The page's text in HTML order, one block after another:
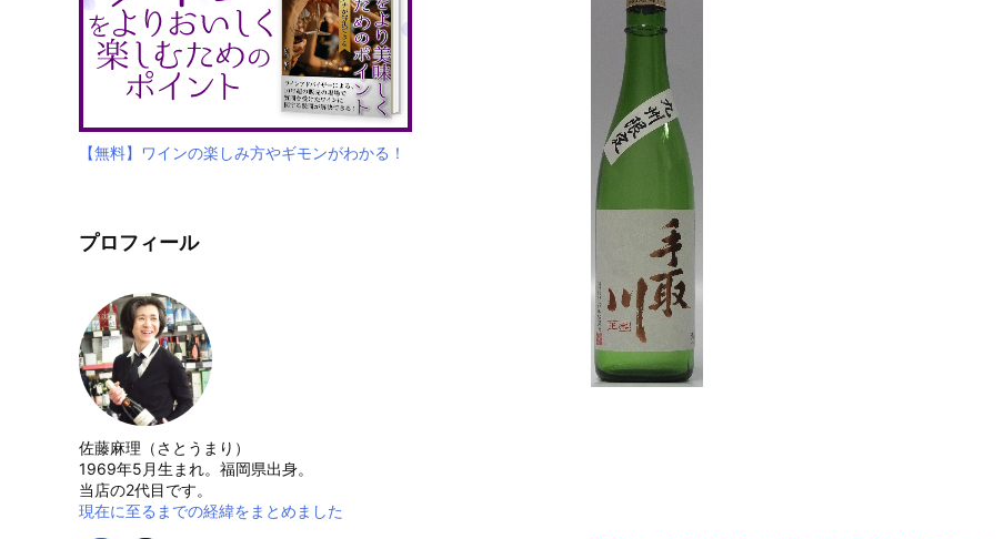
【無料】ワインの楽しみ方やギモンがわかる！
プロフィール
佐藤麻理（さとうまり）
1969年5月生まれ。福岡県出身。
当店の2代目です。
現在に至るまでの経緯をまとめました